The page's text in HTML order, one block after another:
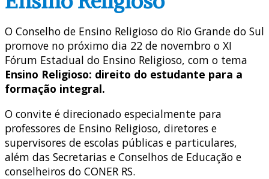
O Conselho de Ensino Religioso do Rio Grande do Sul
promove no próximo dia 22 de novembro o XI
Fórum Estadual do Ensino Religioso, com o tema
Ensino Religioso: direito do estudante para a
formação integral.
O convite é direcionado especialmente para
professores de Ensino Religioso, diretores e
supervisores de escolas públicas e particulares,
além das Secretarias e Conselhos de Educação e
conselheiros do CONER RS.